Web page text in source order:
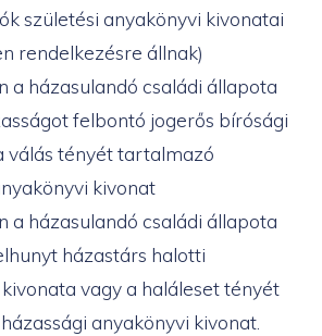
születési anyakönyvi kivonatai
rendelkezésre állnak)
a házasulandó családi állapota
felbontó jogerős bírósági
válás tényét tartalmazó
kivonat
a házasulandó családi állapota
házastárs halotti
vagy a haláleset tényét
anyakönyvi kivonat.